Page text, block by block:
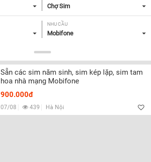
Chợ Sim
NHU CẦU
Mobifone
Sẵn các sim năm sinh, sim kép lặp, sim tam
hoa nhà mạng Mobifone
900.000đ
07/08 439 Hà Nội